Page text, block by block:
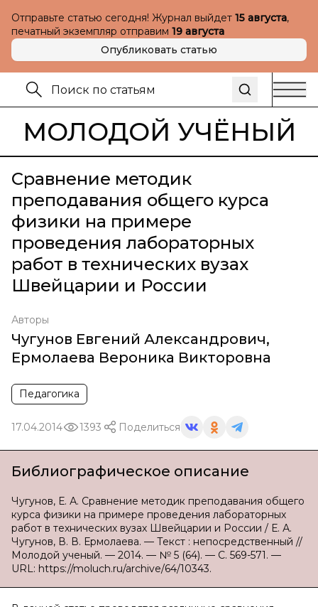
Отправьте статью сегодня! Журнал выйдет 15 августа,
печатный экземпляр отправим 19 августа
Опубликовать статью
МОЛОДОЙ УЧЁНЫЙ
Сравнение методик
преподавания общего курса
физики на примере
проведения лабораторных
работ в технических вузах
Швейцарии и России
Авторы
Чугунов Евгений Александрович,
Ермолаева Вероника Викторовна
Педагогика
17.04.2014 1393 Поделиться
Библиографическое описание
Чугунов, Е. А. Сравнение методик преподавания общего
курса физики на примере проведения лабораторных
работ в технических вузах Швейцарии и России / Е. А.
Чугунов, В. В. Ермолаева. — Текст : непосредственный //
Молодой ученый. — 2014. — № 5 (64). — С. 569-571. —
URL: https://moluch.ru/archive/64/10343.